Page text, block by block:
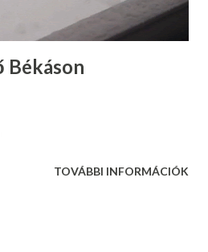
Békáson
TOVÁBBI INFORMÁCIÓK